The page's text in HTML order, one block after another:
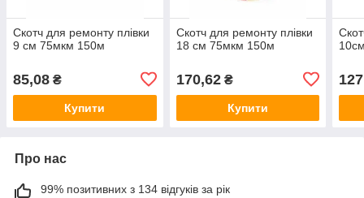
Скотч для ремонту плівки
9 см 75мкм 150м
85,08 ₴
Купити
Скотч для ремонту плівки
18 см 75мкм 150м
170,62₴
Купити
Про нас
99% позитивних з 134 відгуків за рік